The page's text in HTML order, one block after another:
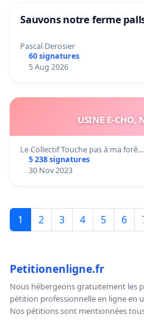
Sauvons notre ferme
Pascal Derosier
60 signatures
5 Aug 2026
USINE E-CHO,
Le Collectif Touche pas à ma forê…
5 238 signatures
30 Nov 2023
1 2 3 4 5 6
Petitionenligne.fr
Nous hébergeons gratuitement les
pétition professionnelle en ligne en
Nos pétitions sont mentionnées